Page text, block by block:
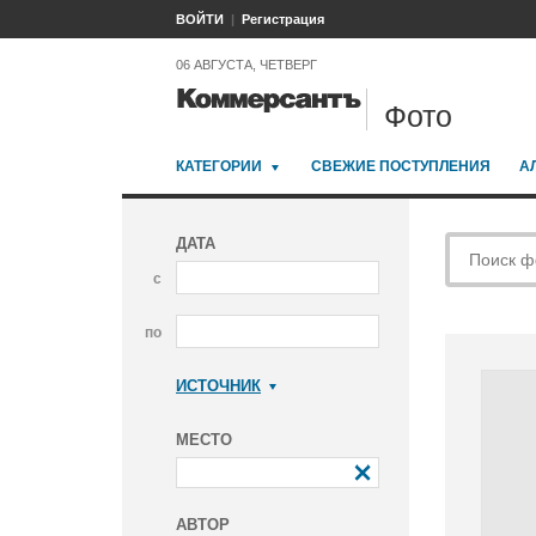
ВОЙТИ Регистрация
06 АВГУСТА, ЧЕТВЕРГ
Фото
КАТЕГОРИИ СВЕЖИЕ ПОСТУПЛЕНИЯ
ДАТА
с
по
ИСТОЧНИК
МЕСТО
АВТОР